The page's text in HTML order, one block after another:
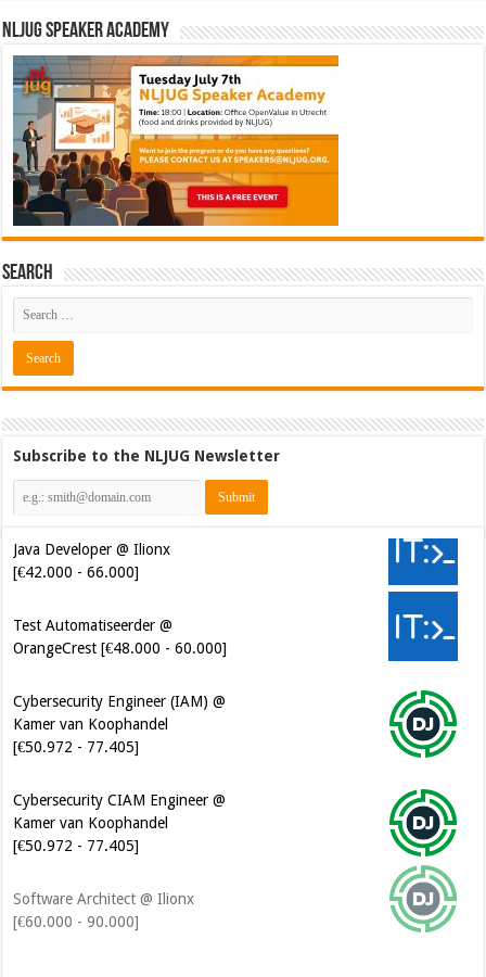
NLJUG Speaker Academy
Search
Subscribe to the NLJUG Newsletter
Java Developer @ Ilionx
[€42.000 - 66.000]
Test Automatiseerder @
OrangeCrest [€48.000 - 60.000]
Cybersecurity Engineer (IAM) @
Kamer van Koophandel
[€50.972 - 77.405]
Cybersecurity CIAM Engineer @
Kamer van Koophandel
[€50.972 - 77.405]
Software Architect @ Ilionx
[€60.000 - 90.000]